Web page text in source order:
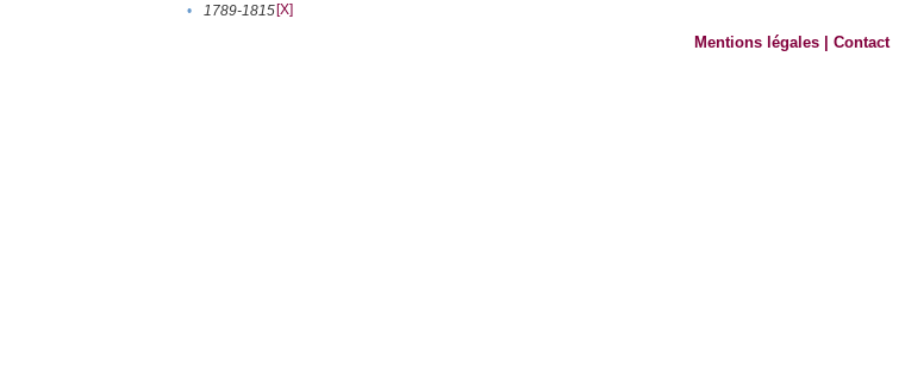
•
1789-1815[X]
Mentions légales |Contact